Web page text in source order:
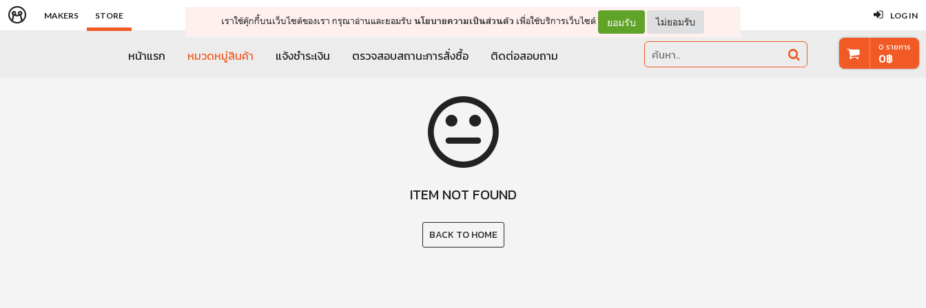
ปิด
จัดการรถเข็น ดำเนินการต่อ
MAKERS STORE LOG IN
เราใช้คุ๊กกี้บนเว็บไซต์ของเรา กรุณาอ่านและยอมรับนโยบายความเป็นส่วนตัว เพื่อใช้บริการเว็บไซต์ ยอมรับ ไม่ยอมรับ
หน้าแรก หมวดหมู่สินค้า แจ้งชำระเงิน ตรวจสอบสถานะการสั่งซื้อ ติดต่อสอบถาม
0 รายการ
0฿
ITEM NOT FOUND
BACK TO HOME